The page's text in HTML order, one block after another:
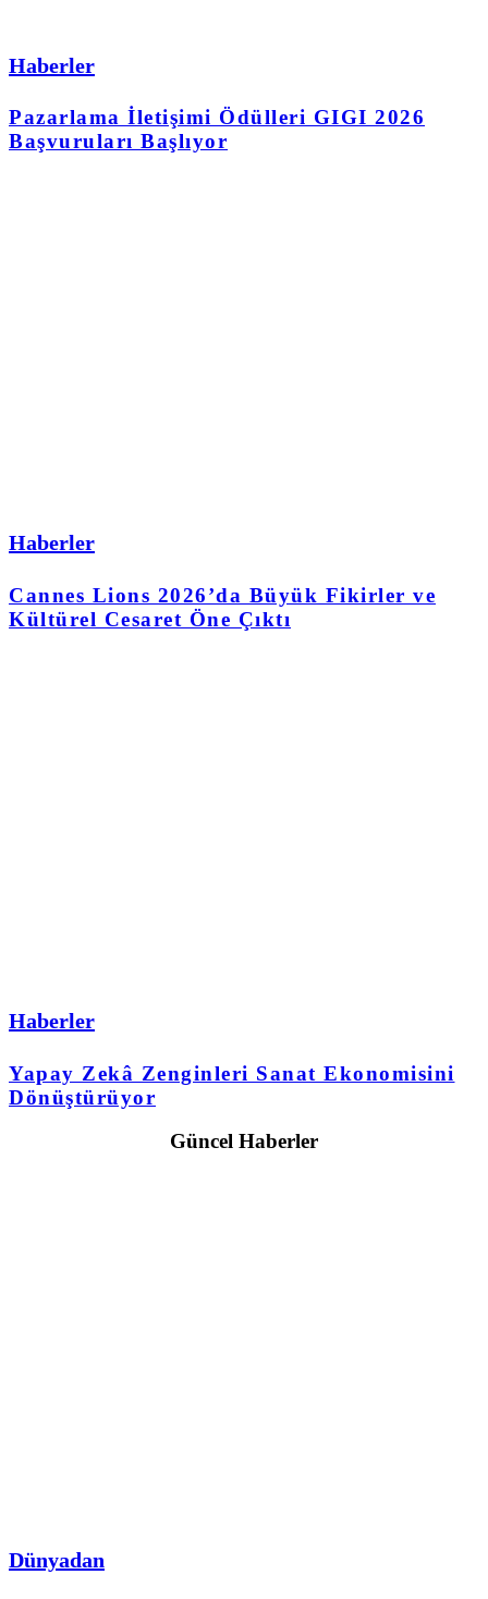
Haberler
Pazarlama İletişimi Ödülleri GIGI 2026
Başvuruları Başlıyor
Haberler
Cannes Lions 2026’da Büyük Fikirler ve
Kültürel Cesaret Öne Çıktı
Haberler
Yapay Zekâ Zenginleri Sanat Ekonomisini
Dönüştürüyor
Güncel Haberler
Dünyadan